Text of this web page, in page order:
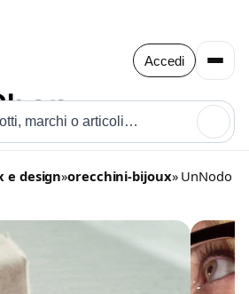
Accedi
e design»orecchini-bijoux» UnNodo